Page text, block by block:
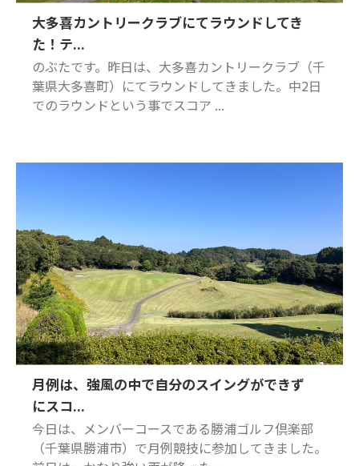
大多喜カントリークラブにてラウンドしてき
た！テ...
のぶたです。昨日は、大多喜カントリークラブ（千
葉県大多喜町）にてラウンドしてきました。中2日
でのラウンドという事でスコア ...
月例は、強風の中で自分のスイングができず
にスコ...
今日は、メンバーコースである勝浦ゴルフ倶楽部
（千葉県勝浦市）で月例競技に参加してきました。